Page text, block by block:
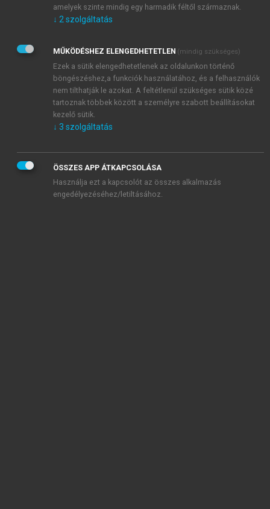
Kérek értesítést a MeRSZ újdonságairól, akcióiról.
Kérek értesítést az Akadémiai Kiadó Zrt. újdonságairól,
Adatkezelési tájékoztatóbanfoglaltakat tudomásul
veszem és elfogadom.
Általános vásárlási feltételeket, valamint a szotar.netés a
mersz.huoldalak licencszerződéseiben foglaltakat
tudomásul veszem és elfogadom.
KIPRÓBÁLOM
amelyek szinte mindig egy harmadik féltől származnak.
↓ 2 szolgáltatás
MŰKÖDÉSHEZ ELENGEDHETETLEN (mindig szükséges)
Ezek a sütik elengedhetetlenek az oldalunkon történő
böngészéshez,a funkciók használatához, és a felhasználók
nem tilthatják le azokat. A feltétlenül szükséges sütik közé
tartoznak többek között a személyre szabott beállításokat
kezelő sütik.
↓ 3 szolgáltatás
ÖSSZES APP ÁTKAPCSOLÁSA
Használja ezt a kapcsolót az összes alkalmazás
engedélyezéséhez/letiltásához.